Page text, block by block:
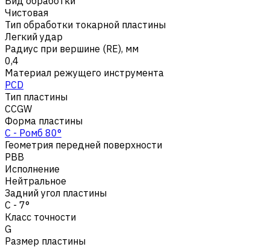
Чистовая
Тип обработки токарной пластины
Легкий удар
Радиус при вершине (RE), мм
0,4
Материал режущего инструмента
PCD
Тип пластины
CCGW
Форма пластины
C - Ромб 80°
Геометрия передней поверхности
PBB
Исполнение
Нейтральное
Задний угол пластины
C - 7°
Класс точности
G
Размер пластины